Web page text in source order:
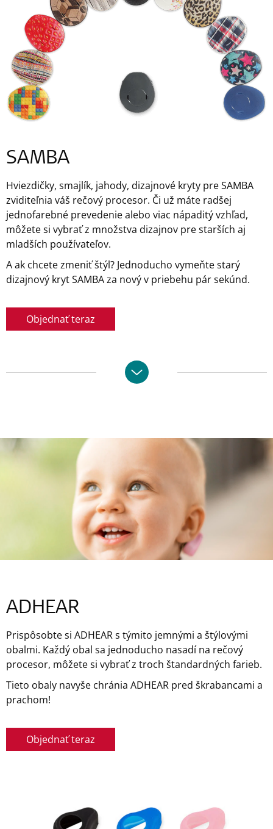
SAMBA
Hviezdičky, smajlík, jahody, dizajnové kryty pre SAMBA
zviditeľnia váš rečový procesor. Či už máte radšej
jednofarebné prevedenie alebo viac nápaditý vzhľad,
môžete si vybrať z množstva dizajnov pre starších aj
mladších používateľov.
A ak chcete zmeniť štýl? Jednoducho vymeňte starý
dizajnový kryt SAMBA za nový v priebehu pár sekúnd.
Objednať teraz
ADHEAR
Prispôsobte si ADHEAR s týmito jemnými a štýlovými
obalmi. Každý obal sa jednoducho nasadí na rečový
procesor, môžete si vybrať z troch štandardných farieb.
Tieto obaly navyše chránia ADHEAR pred škrabancami a
prachom!
Objednať teraz